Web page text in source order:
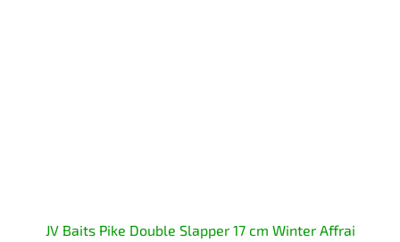
JV Baits Pike Double Slapper 17 cm Winter Affrai